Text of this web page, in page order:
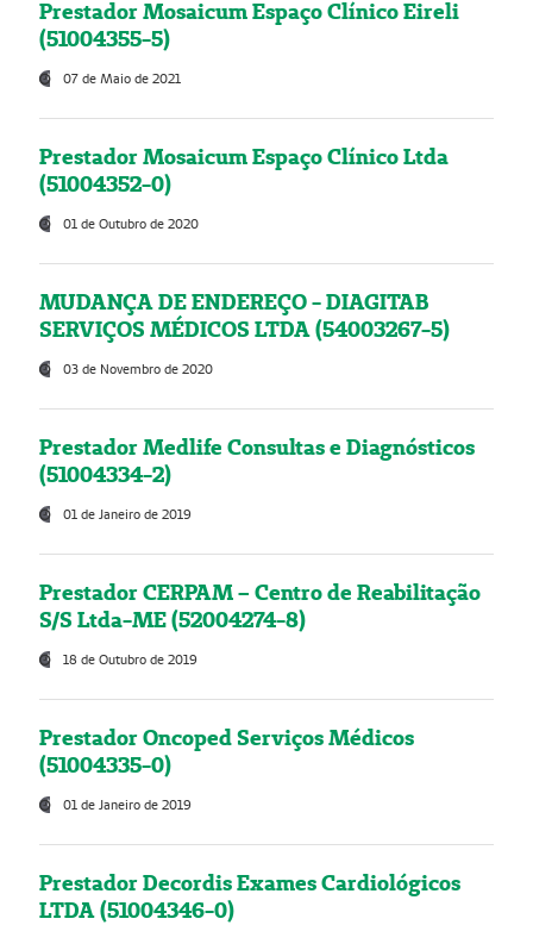
Prestador Mosaicum Espaço Clínico Eireli
(51004355-5)
07 de Maio de 2021
Prestador Mosaicum Espaço Clínico Ltda
(51004352-0)
01 de Outubro de 2020
MUDANÇA DE ENDEREÇO - DIAGITAB
SERVIÇOS MÉDICOS LTDA (54003267-5)
03 de Novembro de 2020
Prestador Medlife Consultas e Diagnósticos
(51004334-2)
01 de Janeiro de 2019
Prestador CERPAM – Centro de Reabilitação
S/S Ltda-ME (52004274-8)
18 de Outubro de 2019
Prestador Oncoped Serviços Médicos
(51004335-0)
01 de Janeiro de 2019
Prestador Decordis Exames Cardiológicos
LTDA (51004346-0)